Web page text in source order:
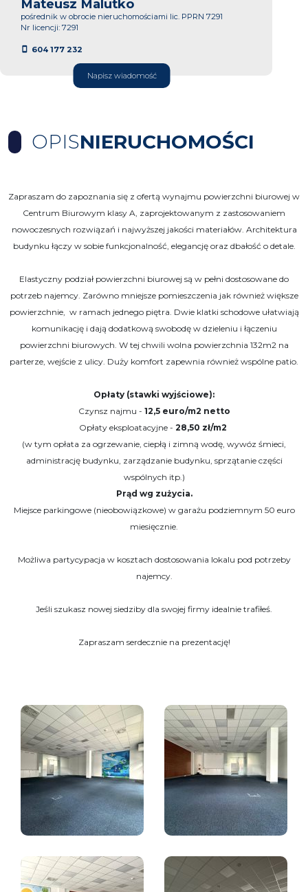
Mateusz Malutko
pośrednik w obrocie nieruchomościami lic. PPRN 7291
Nr licencji: 7291
604 177 232
Napisz wiadomość
OPISNIERUCHOMOŚCI
Zapraszam do zapoznania się z ofertą wynajmu powierzchni biurowej w
Centrum Biurowym klasy A, zaprojektowanym z zastosowaniem
nowoczesnych rozwiązań i najwyższej jakości materiałów. Architektura
budynku łączy w sobie funkcjonalność, elegancję oraz dbałość o detale.
Elastyczny podział powierzchni biurowej są w pełni dostosowane do
potrzeb najemcy. Zarówno mniejsze pomieszczenia jak również większe
powierzchnie, w ramach jednego piętra. Dwie klatki schodowe ułatwiają
komunikację i dają dodatkową swobodę w dzieleniu i łączeniu
powierzchni biurowych. W tej chwili wolna powierzchnia 132m2 na
parterze, wejście z ulicy. Duży komfort zapewnia również wspólne patio.
Opłaty (stawki wyjściowe):
Czynsz najmu - 12,5 euro/m2 netto
Opłaty eksploatacyjne - 28,50 zł/m2
(w tym opłata za ogrzewanie, ciepłą i zimną wodę, wywóz śmieci,
administrację budynku, zarządzanie budynku, sprzątanie części
wspólnych itp.)
Prąd wg zużycia.
Miejsce parkingowe (nieobowiązkowe) w garażu podziemnym 50 euro
miesięcznie.
Możliwa partycypacja w kosztach dostosowania lokalu pod potrzeby
najemcy.
Jeśli szukasz nowej siedziby dla swojej firmy idealnie trafiłeś.
Zapraszam serdecznie na prezentację!